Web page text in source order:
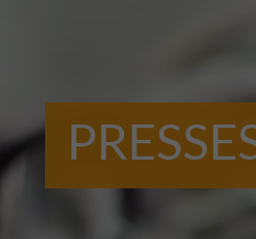
Lorem ipsum dolor sit